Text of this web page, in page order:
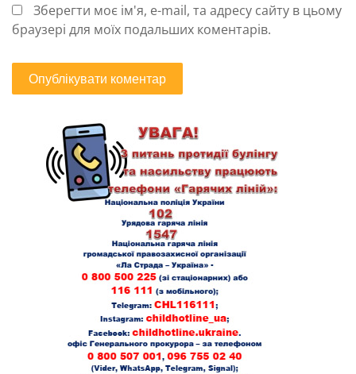
Зберегти моє ім'я, e-mail, та адресу сайту в цьому
браузері для моїх подальших коментарів.